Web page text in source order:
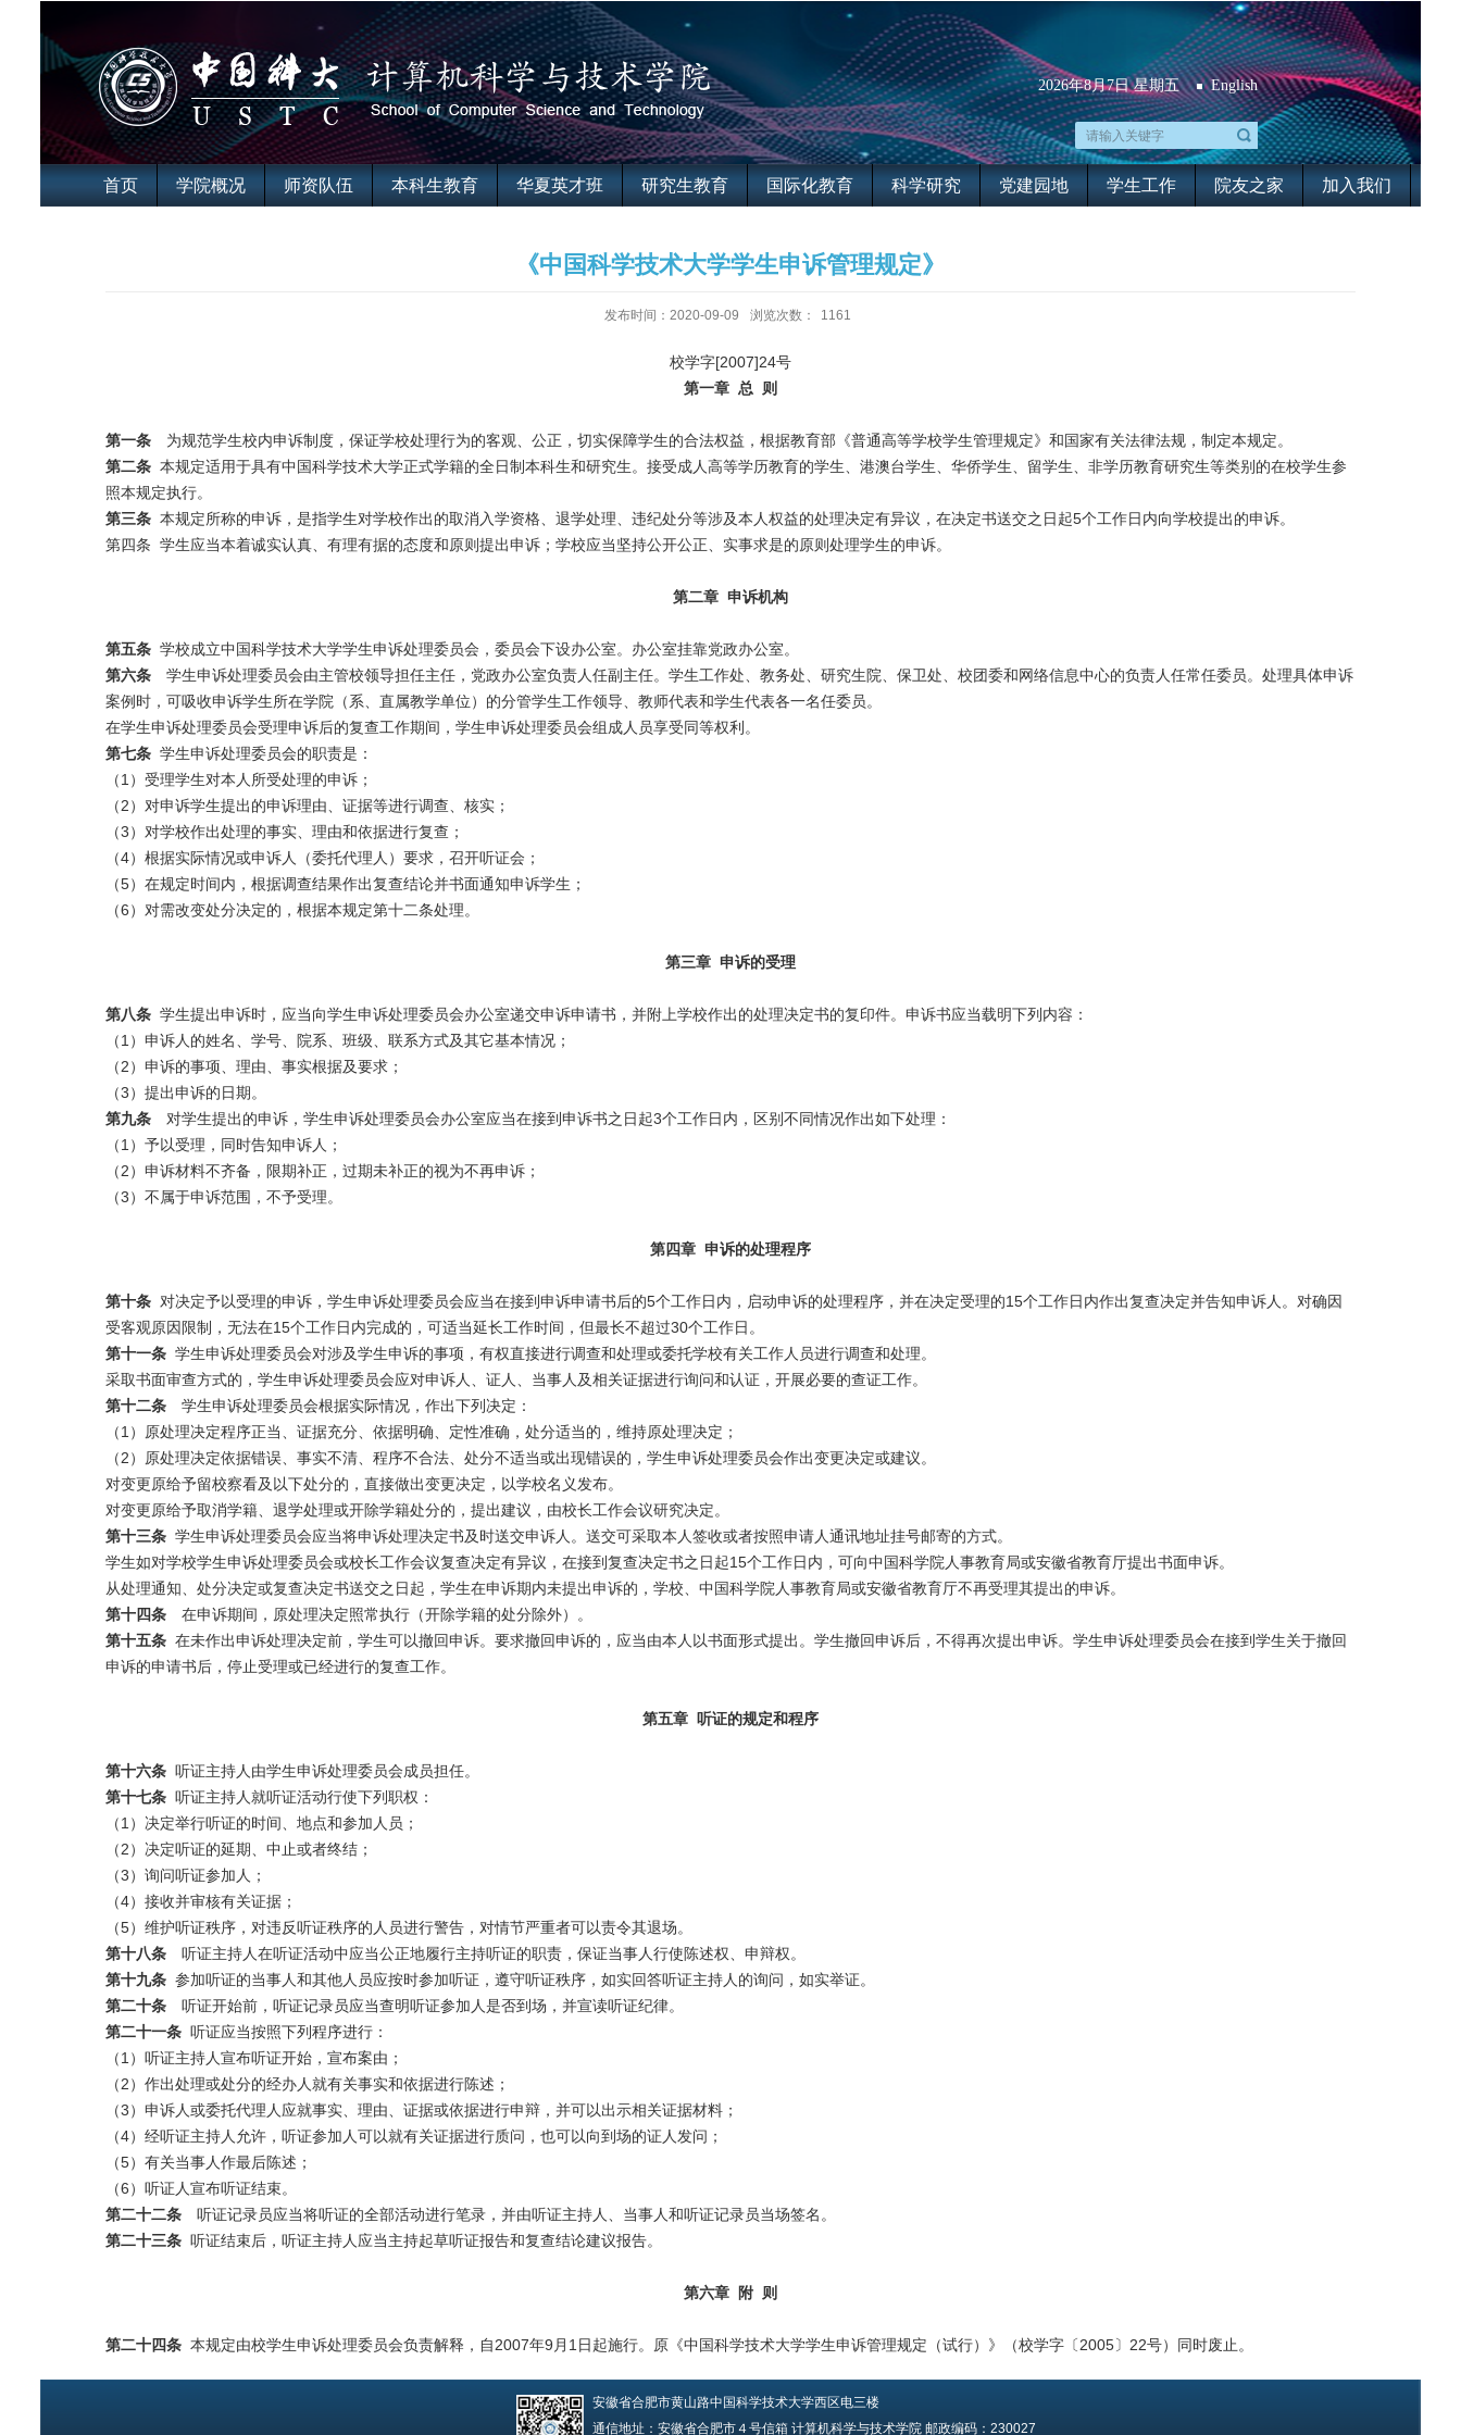
2026年8月7日 星期五 English
首页 学院概况 师资队伍 本科生教育 华夏英才班 研究生教育 国际化教育 科学研究 党建园地 学生工作 院友之家 加入我们
《中国科学技术大学学生申诉管理规定》
发布时间：2020-09-09 浏览次数： 1161
校学字[2007]24号
第一章 总 则
第一条 为规范学生校内申诉制度，保证学校处理行为的客观、公正，切实保障学生的合法权益，根据教育部《普通高等学校学生管理规定》和国家有关法律法规，制定本规定。
第二条 本规定适用于具有中国科学技术大学正式学籍的全日制本科生和研究生。接受成人高等学历教育的学生、港澳台学生、华侨学生、留学生、非学历教育研究生等类别的在校学生参
照本规定执行。
第三条 本规定所称的申诉，是指学生对学校作出的取消入学资格、退学处理、违纪处分等涉及本人权益的处理决定有异议，在决定书送交之日起5个工作日内向学校提出的申诉。
第四条 学生应当本着诚实认真、有理有据的态度和原则提出申诉；学校应当坚持公开公正、实事求是的原则处理学生的申诉。
第二章 申诉机构
第五条 学校成立中国科学技术大学学生申诉处理委员会，委员会下设办公室。办公室挂靠党政办公室。
第六条 学生申诉处理委员会由主管校领导担任主任，党政办公室负责人任副主任。学生工作处、教务处、研究生院、保卫处、校团委和网络信息中心的负责人任常任委员。处理具体申诉
案例时，可吸收申诉学生所在学院（系、直属教学单位）的分管学生工作领导、教师代表和学生代表各一名任委员。
在学生申诉处理委员会受理申诉后的复查工作期间，学生申诉处理委员会组成人员享受同等权利。
第七条 学生申诉处理委员会的职责是：
（1）受理学生对本人所受处理的申诉；
（2）对申诉学生提出的申诉理由、证据等进行调查、核实；
（3）对学校作出处理的事实、理由和依据进行复查；
（4）根据实际情况或申诉人（委托代理人）要求，召开听证会；
（5）在规定时间内，根据调查结果作出复查结论并书面通知申诉学生；
（6）对需改变处分决定的，根据本规定第十二条处理。
第三章 申诉的受理
第八条 学生提出申诉时，应当向学生申诉处理委员会办公室递交申诉申请书，并附上学校作出的处理决定书的复印件。申诉书应当载明下列内容：
（1）申诉人的姓名、学号、院系、班级、联系方式及其它基本情况；
（2）申诉的事项、理由、事实根据及要求；
（3）提出申诉的日期。
第九条 对学生提出的申诉，学生申诉处理委员会办公室应当在接到申诉书之日起3个工作日内，区别不同情况作出如下处理：
（1）予以受理，同时告知申诉人；
（2）申诉材料不齐备，限期补正，过期未补正的视为不再申诉；
（3）不属于申诉范围，不予受理。
第四章 申诉的处理程序
第十条 对决定予以受理的申诉，学生申诉处理委员会应当在接到申诉申请书后的5个工作日内，启动申诉的处理程序，并在决定受理的15个工作日内作出复查决定并告知申诉人。对确因
受客观原因限制，无法在15个工作日内完成的，可适当延长工作时间，但最长不超过30个工作日。
第十一条 学生申诉处理委员会对涉及学生申诉的事项，有权直接进行调查和处理或委托学校有关工作人员进行调查和处理。
采取书面审查方式的，学生申诉处理委员会应对申诉人、证人、当事人及相关证据进行询问和认证，开展必要的查证工作。
第十二条 学生申诉处理委员会根据实际情况，作出下列决定：
（1）原处理决定程序正当、证据充分、依据明确、定性准确，处分适当的，维持原处理决定；
（2）原处理决定依据错误、事实不清、程序不合法、处分不适当或出现错误的，学生申诉处理委员会作出变更决定或建议。
对变更原给予留校察看及以下处分的，直接做出变更决定，以学校名义发布。
对变更原给予取消学籍、退学处理或开除学籍处分的，提出建议，由校长工作会议研究决定。
第十三条 学生申诉处理委员会应当将申诉处理决定书及时送交申诉人。送交可采取本人签收或者按照申请人通讯地址挂号邮寄的方式。
学生如对学校学生申诉处理委员会或校长工作会议复查决定有异议，在接到复查决定书之日起15个工作日内，可向中国科学院人事教育局或安徽省教育厅提出书面申诉。
从处理通知、处分决定或复查决定书送交之日起，学生在申诉期内未提出申诉的，学校、中国科学院人事教育局或安徽省教育厅不再受理其提出的申诉。
第十四条 在申诉期间，原处理决定照常执行（开除学籍的处分除外）。
第十五条 在未作出申诉处理决定前，学生可以撤回申诉。要求撤回申诉的，应当由本人以书面形式提出。学生撤回申诉后，不得再次提出申诉。学生申诉处理委员会在接到学生关于撤回
申诉的申请书后，停止受理或已经进行的复查工作。
第五章 听证的规定和程序
第十六条 听证主持人由学生申诉处理委员会成员担任。
第十七条 听证主持人就听证活动行使下列职权：
（1）决定举行听证的时间、地点和参加人员；
（2）决定听证的延期、中止或者终结；
（3）询问听证参加人；
（4）接收并审核有关证据；
（5）维护听证秩序，对违反听证秩序的人员进行警告，对情节严重者可以责令其退场。
第十八条 听证主持人在听证活动中应当公正地履行主持听证的职责，保证当事人行使陈述权、申辩权。
第十九条 参加听证的当事人和其他人员应按时参加听证，遵守听证秩序，如实回答听证主持人的询问，如实举证。
第二十条 听证开始前，听证记录员应当查明听证参加人是否到场，并宣读听证纪律。
第二十一条 听证应当按照下列程序进行：
（1）听证主持人宣布听证开始，宣布案由；
（2）作出处理或处分的经办人就有关事实和依据进行陈述；
（3）申诉人或委托代理人应就事实、理由、证据或依据进行申辩，并可以出示相关证据材料；
（4）经听证主持人允许，听证参加人可以就有关证据进行质问，也可以向到场的证人发问；
（5）有关当事人作最后陈述；
（6）听证人宣布听证结束。
第二十二条 听证记录员应当将听证的全部活动进行笔录，并由听证主持人、当事人和听证记录员当场签名。
第二十三条 听证结束后，听证主持人应当主持起草听证报告和复查结论建议报告。
第六章 附 则
第二十四条 本规定由校学生申诉处理委员会负责解释，自2007年9月1日起施行。原《中国科学技术大学学生申诉管理规定（试行）》（校学字〔2005〕22号）同时废止。
安徽省合肥市黄山路中国科学技术大学西区电三楼
通信地址：安徽省合肥市４号信箱 计算机科学与技术学院 邮政编码：230027